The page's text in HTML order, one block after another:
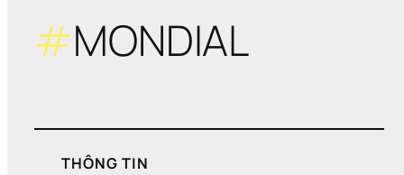
#MONDIAL
THÔNG TIN